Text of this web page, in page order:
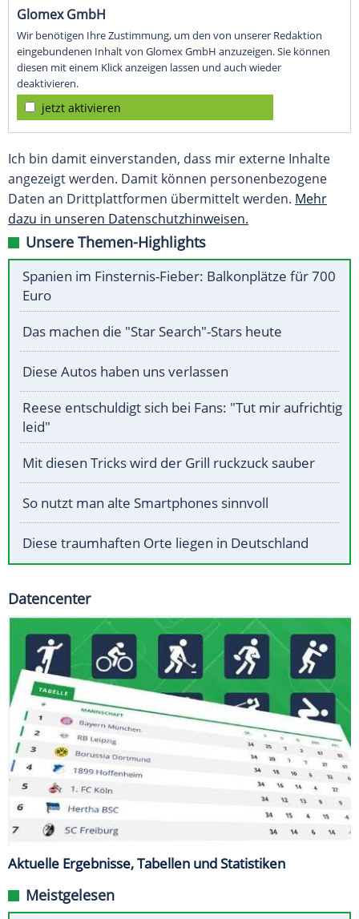
Glomex GmbH
Wir benötigen Ihre Zustimmung, um den von unserer Redaktion
eingebundenen Inhalt von Glomex GmbH anzuzeigen. Sie können
diesen mit einem Klick anzeigen lassen und auch wieder
deaktivieren.
jetzt aktivieren
Ich bin damit einverstanden, dass mir externe Inhalte
angezeigt werden. Damit können personenbezogene
Daten an Drittplattformen übermittelt werden. Mehr
dazu in unseren Datenschutzhinweisen.
Unsere Themen-Highlights
Spanien im Finsternis-Fieber: Balkonplätze für 700
Euro
Das machen die "Star Search"-Stars heute
Diese Autos haben uns verlassen
Reese entschuldigt sich bei Fans: "Tut mir aufrichtig
leid"
Mit diesen Tricks wird der Grill ruckzuck sauber
So nutzt man alte Smartphones sinnvoll
Diese traumhaften Orte liegen in Deutschland
Datencenter
Aktuelle Ergebnisse, Tabellen und Statistiken
Meistgelesen